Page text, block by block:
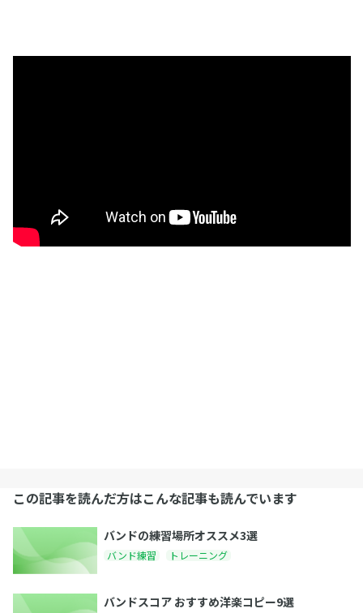
この記事を読んだ方はこんな記事も読んでいます
バンドの練習場所オススメ3選
バンド練習 トレーニング
バンドスコア おすすめ洋楽コピー9選